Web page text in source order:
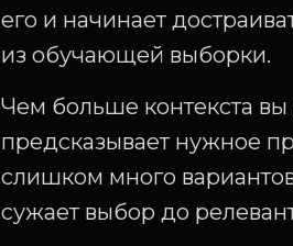
его и начинает
из обучающей выборки.
Чем больше контекста вы
предсказывает нужное
слишком много
сужает выбор до